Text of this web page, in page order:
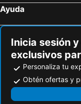
Ayuda
Inicia sesión
exclusivos
Personaliza tu
Obtén ofertas y